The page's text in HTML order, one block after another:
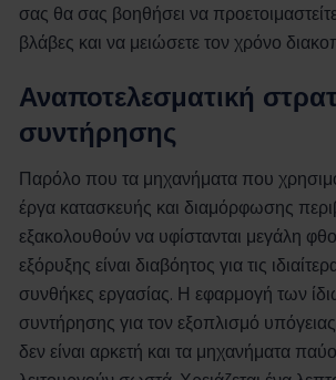
σας θα σας βοηθήσει να
βλάβες και να μειώσετε τον χρόνο
Αναποτελεσματική
συντήρησης
Παρόλο που τα μηχανήματα που
έργα κατασκευής και διαμόρφωσης
εξακολουθούν να υφίστανται μεγάλη
εξόρυξης είναι διαβόητος για τις
συνθήκες εργασίας. Η εφαρμογή των
συντήρησης για τον εξοπλισμό
δεν είναι αρκετή και τα μηχανήματα